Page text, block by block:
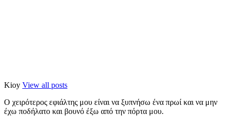
Kioy View all posts
Ο χειρότερος εφιάλτης μου είναι να ξυπνήσω ένα πρωί και να μην
έχω ποδήλατο και βουνό έξω από την πόρτα μου.